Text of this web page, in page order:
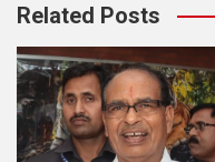
Related Posts